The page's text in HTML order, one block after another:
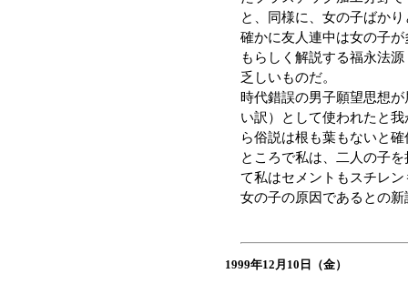
と、同様に、女の子ばか
確かに友人連中は女の子
もらしく解説する福永法
乏しいものだ。
時代錯誤の男子願望思想
い訳）として使われたと
ら俗説は根も葉もないと
ところで私は、二人の子
て私はセメントもスチレ
女の子の原因であるとの
1999年12月10日（金）